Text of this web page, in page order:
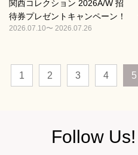
関西コレクション 2026A/W 招
待券プレゼントキャンペーン！
2026.07.10〜 2026.07.26
1 2 3 4 5
Follow Us!